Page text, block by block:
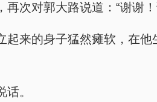
次对郭大路说道：“谢谢
来的身子猛然瘫软，在
。